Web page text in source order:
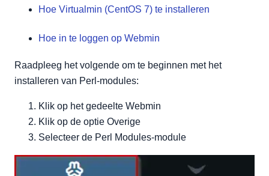
Hoe Virtualmin (CentOS 7) te installeren
Hoe in te loggen op Webmin
Raadpleeg het volgende om te beginnen met het
installeren van Perl-modules:
Klik op het gedeelte Webmin
Klik op de optie Overige
Selecteer de Perl Modules-module